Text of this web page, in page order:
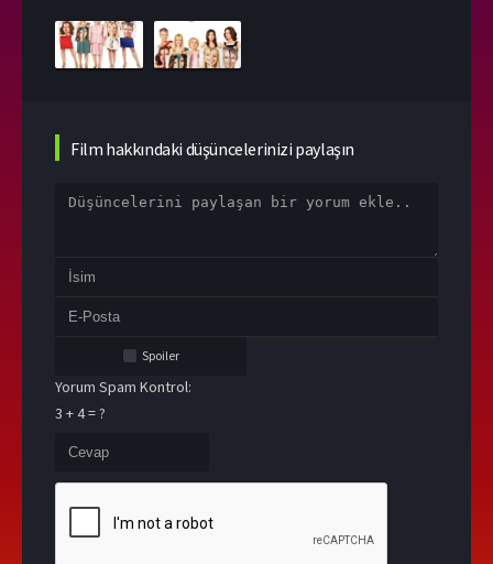
Film hakkındaki düşüncelerinizi paylaşın
Spoiler
Yorum Spam Kontrol:
3 + 4 = ?